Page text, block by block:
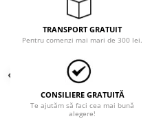
TRANSPORT GRATUIT
Pentru comenzi mai mari de 300 lei.
CONSILIERE GRATUITĂ
Te ajutăm să faci cea mai bună
alegere!